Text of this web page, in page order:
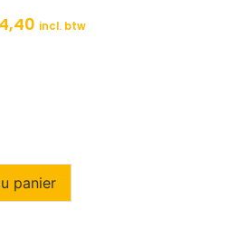
incl. btw
panier